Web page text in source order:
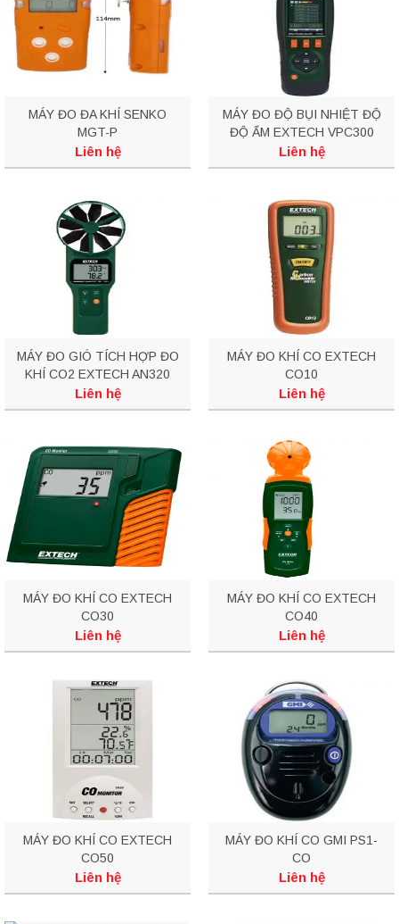
MÁY ĐO ĐA KHÍ SENKO
MGT-P
Liên hệ
MÁY ĐO ĐỘ BỤI NHIỆT ĐỘ
ĐỘ ẨM EXTECH VPC300
Liên hệ
MÁY ĐO GIÓ TÍCH HỢP ĐO
KHÍ CO2 EXTECH AN320
Liên hệ
MÁY ĐO KHÍ CO EXTECH
CO10
Liên hệ
MÁY ĐO KHÍ CO EXTECH
CO30
Liên hệ
MÁY ĐO KHÍ CO EXTECH
CO40
Liên hệ
MÁY ĐO KHÍ CO EXTECH
CO50
Liên hệ
MÁY ĐO KHÍ CO GMI PS1-
CO
Liên hệ